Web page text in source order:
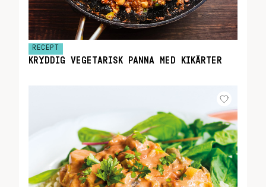
RECEPT
KRYDDIG VEGETARISK PANNA MED KIKÄRTER